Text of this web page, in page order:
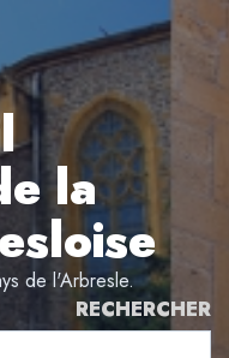
la
de l'Arbresle.
RECHERCHER